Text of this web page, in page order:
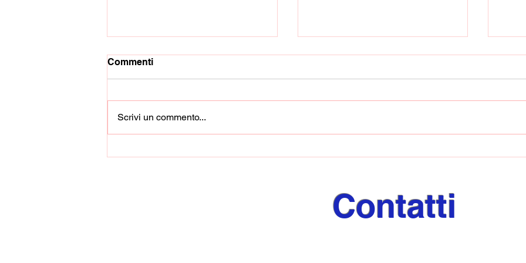
Commenti
Scrivi un commento...
Contatti